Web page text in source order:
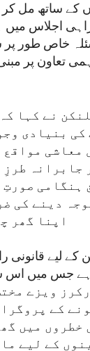
کے ساتھ مل کر
اجلاس میں
خاص طور پر
تعاون پر
نے کہا
کی بنیادی
معاشی
جابرانہ طرزِ
ہنگامی
دینے کی
اپنا گھر
لیے قانونی
ویزے
کے
خطروں میں
کے لیے